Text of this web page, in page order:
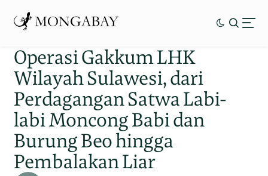
Operasi Gakkum LHK
Wilayah Sulawesi, dari
Perdagangan Satwa Labi-
labi Moncong Babi dan
Burung Beo hingga
Pembalakan Liar